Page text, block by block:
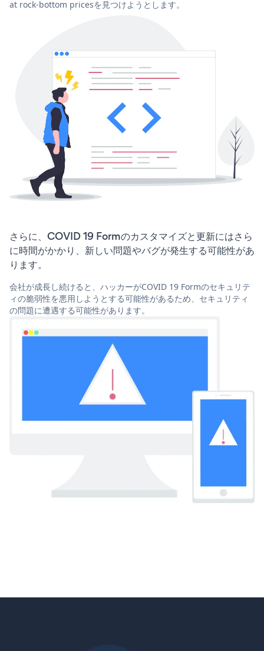
at rock-bottom pricesを見つけようとします。
さらに、COVID 19 Formのカスタマイズと更新にはさら
に時間がかかり、新しい問題やバグが発生する可能性があ
ります。
会社が成長し続けると、ハッカーがCOVID 19 Formのセキュリテ
ィの脆弱性を悪用しようとする可能性があるため、セキュリティ
の問題に遭遇する可能性があります。